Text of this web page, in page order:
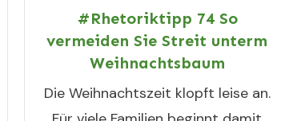
#Rhetoriktipp 74 So
vermeiden Sie Streit unterm
Weihnachtsbaum
Die Weihnachtszeit klopft leise an.